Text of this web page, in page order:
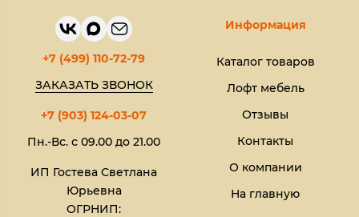
+7 (499) 110-72-79
ЗАКАЗАТЬ ЗВОНОК
+7 (903) 124-03-07
Пн.-Вс. с 09.00 до 21.00
ИП Гостева Светлана
Юрьевна​
ОГРНИП:
Информация
Каталог товаров
Лофт мебель
Отзывы
Контакты
О компании
На главную